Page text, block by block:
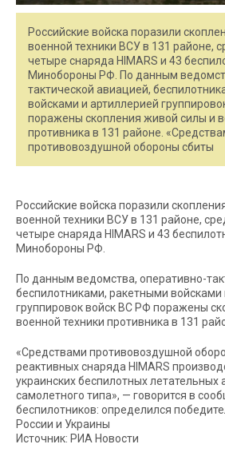
Российские войска поразили
военной техники ВСУ в 131 районе,
четыре снаряда HIMARS и 43
Минобороны РФ. По данным
тактической авиацией,
войсками и артиллерией
поражены скопления живой силы и
противника в 131 районе.
противовоздушной обороны сбиты
Российские войска поразили
военной техники ВСУ в 131 районе,
четыре снаряда HIMARS и 43
Минобороны РФ.
По данным ведомства, оперативно-
беспилотниками, ракетными войсками
группировок войск ВС РФ поражены
военной техники противника в 131
«Средствами противовоздушной
реактивных снаряда HIMARS
украинских беспилотных летательных
самолетного типа», — говорится в
беспилотников: определился
России и Украины
Источник: РИА Новости